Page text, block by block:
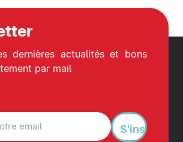
dernières actualités et bons
par mail
S'inscrire